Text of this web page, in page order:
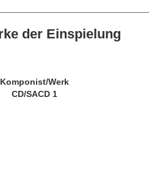
der Einspielung
Komponist/Werk
CD/SACD 1